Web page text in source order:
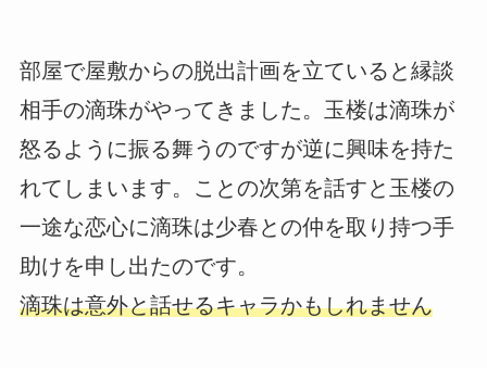
部屋で屋敷からの脱出計画を立ていると縁談
相手の滴珠がやってきました。玉楼は滴珠が
怒るように振る舞うのですが逆に興味を持た
れてしまいます。ことの次第を話すと玉楼の
一途な恋心に滴珠は少春との仲を取り持つ手
助けを申し出たのです。
滴珠は意外と話せるキャラかもしれません